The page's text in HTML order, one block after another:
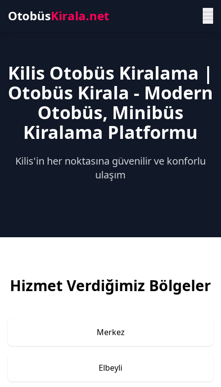
OtobüsKirala.net
Kilis Otobüs Kiralama |
Otobüs Kirala - Modern
Otobüs, Minibüs
Kiralama Platformu
Kilis'in her noktasına güvenilir ve konforlu
ulaşım
Hizmet Verdiğimiz Bölgeler
Merkez
Elbeyli